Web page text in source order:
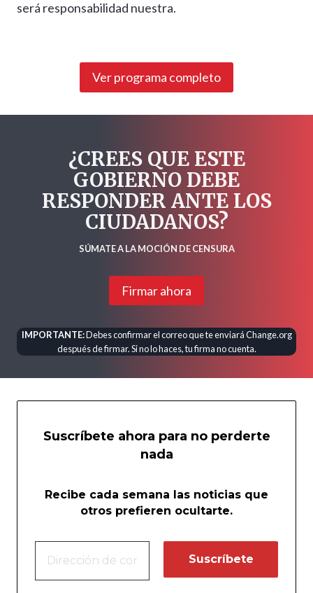
será responsabilidad nuestra.
Ver programa completo
¿CREES QUE ESTE
GOBIERNO DEBE
RESPONDER ANTE LOS
CIUDADANOS?
SÚMATE A LA MOCIÓN DE CENSURA
Firmar ahora
IMPORTANTE:Debes confirmar el correo que te enviará Change.org
después de firmar. Si no lo haces, tu firma no cuenta.
Suscríbete ahora para no perderte
nada
Recibe cada semana las noticias que
otros prefieren ocultarte.